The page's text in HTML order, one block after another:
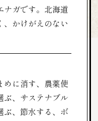
ナガです。北海道
、かけがえのない
めに消す、農薬使
ぶ、サステナブル
ぶ、節水する、ボ